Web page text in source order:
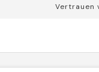
Vertrauen